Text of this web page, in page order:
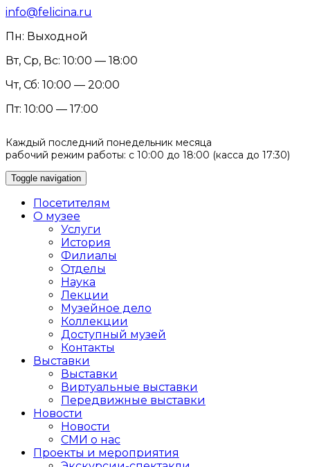
info@felicina.ru
Пн: Выходной
Вт, Ср, Вс: 10:00 — 18:00
Чт, Сб: 10:00 — 20:00
Пт: 10:00 — 17:00
Каждый последний понедельник месяца
рабочий режим работы: с 10:00 до 18:00 (касса до 17:30)
Toggle navigation
Посетителям
О музее
Услуги
История
Филиалы
Отделы
Наука
Лекции
Музейное дело
Коллекции
Доступный музей
Контакты
Выставки
Выставки
Виртуальные выставки
Передвижные выставки
Новости
Новости
СМИ о нас
Проекты и мероприятия